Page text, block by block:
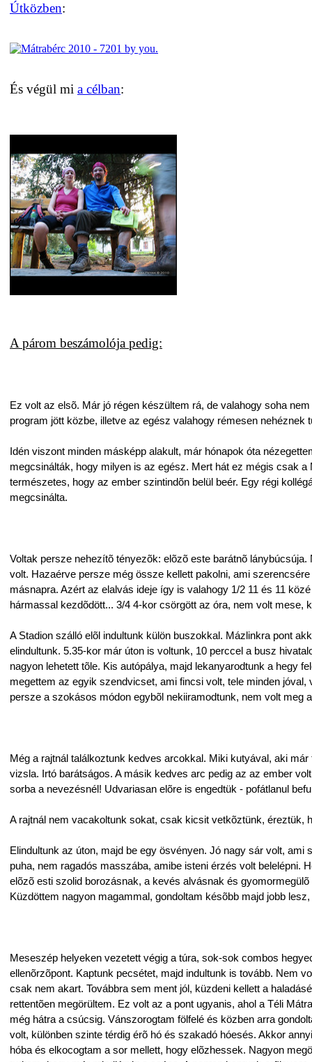
Útközben:
És végül mi a célban:
A párom beszámolója pedig:
Ez volt az elsõ. Már jó régen készültem rá, de valahogy soha
program jött közbe, illetve az egész valahogy rémesen nehéznek
Idén viszont minden másképp alakult, már hónapok óta
megcsinálták, hogy milyen is az egész. Mert hát ez mégis csak
természetes, hogy az ember szintindõn belül beér. Egy régi
megcsinálta.
Voltak persze nehezítõ tényezõk: elõzõ este barátnõ
volt. Hazaérve persze még össze kellett pakolni, ami
másnapra. Azért az elalvás ideje így is valahogy 1/2 11 és 11
hármassal kezdõdött... 3/4 4-kor csörgött az óra, nem volt mese,
A Stadion szálló elõl indultunk külön buszokkal. Mázlinkra pont
elindultunk. 5.35-kor már úton is voltunk, 10 perccel a busz
nagyon lehetett tõle. Kis autópálya, majd lekanyarodtunk a hegy
megettem az egyik szendvicset, ami fincsi volt, tele minden
persze a szokásos módon egybõl nekiiramodtunk, nem volt meg
Még a rajtnál találkoztunk kedves arcokkal. Miki kutyával, aki
vizsla. Irtó barátságos. A másik kedves arc pedig az az ember
sorba a nevezésnél! Udvariasan elõre is engedtük - pofátlanul
A rajtnál nem vacakoltunk sokat, csak kicsit vetkõztünk, éreztük,
Elindultunk az úton, majd be egy ösvényen. Jó nagy sár volt,
puha, nem ragadós masszába, amibe isteni érzés volt
elõzõ esti szolid borozásnak, a kevés alvásnak és
Küzdöttem nagyon magammal, gondoltam késõbb majd jobb
Meseszép helyeken vezetett végig a túra, sok-sok combos
ellenõrzõpont. Kaptunk pecsétet, majd indultunk is tovább. Nem
csak nem akart. Továbbra sem ment jól, küzdeni kellett a
rettentõen megörültem. Ez volt az a pont ugyanis, ahol a Téli
még hátra a csúcsig. Vánszorogtam fölfelé és közben arra
volt, különben szinte térdig érõ hó és szakadó hóesés. Akkor
hóba és elkocogtam a sor mellett, hogy elõzhessek. Nagyon